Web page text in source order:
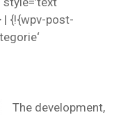
| {!{wpv-post-
The development,